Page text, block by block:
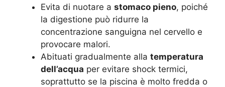
Evita di nuotare a stomaco pieno, poiché
la digestione può ridurre la
concentrazione sanguigna nel cervello e
provocare malori.
Abituati gradualmente alla temperatura
dell’acqua per evitare shock termici,
soprattutto se la piscina è molto fredda o